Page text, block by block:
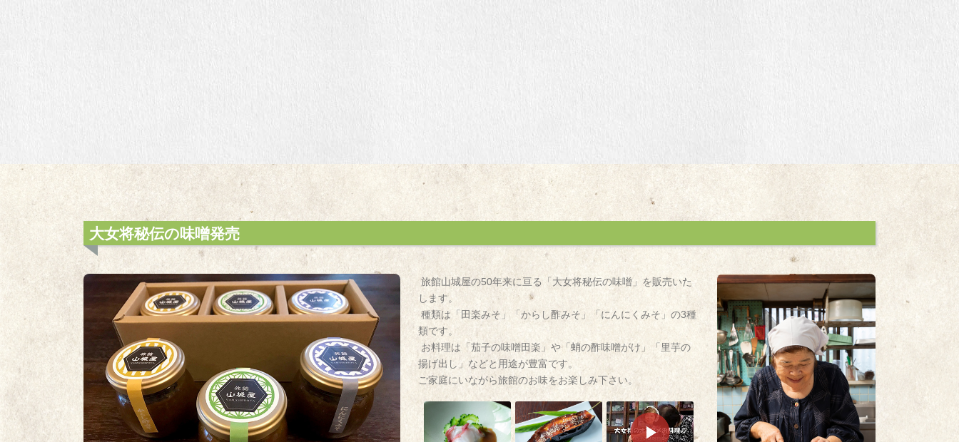
大女将秘伝の味噌発売
旅館山城屋の50年来に亘る「大女将秘伝の味噌」を販売いた
します。
種類は「田楽みそ」「からし酢みそ」「にんにくみそ」の3種
類です。
お料理は「茄子の味噌田楽」や「蛸の酢味噌がけ」「里芋の
揚げ出し」などと用途が豊富です。
ご家庭にいながら旅館のお味をお楽しみ下さい。